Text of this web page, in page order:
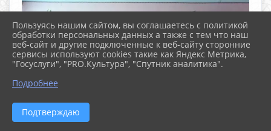
Пользуясь нашим сайтом, вы соглашаетесь с политикой
обработки персональных данных а также с тем что наш
веб-сайт и другие подключенные к веб-сайту сторонние
сервисы используют cookies такие как Яндекс Метрика,
"Госуслуги", "PRO.Культура", "Спутник аналитика".
Подробнее
Подтверждаю